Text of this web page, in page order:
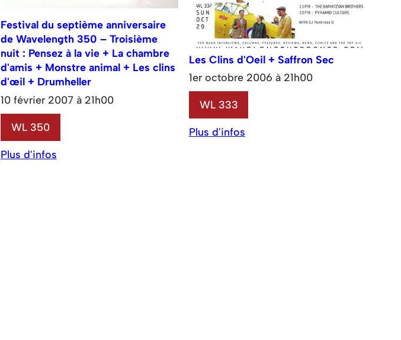
Festival du septième anniversaire
de Wavelength 350 – Troisième
nuit : Pensez à la vie + La chambre
d'amis + Monstre animal + Les clins
d'œil + Drumheller
10 février 2007 à 21h00
WL 350
Plus d'infos
Les Clins d'Oeil + Saffron Sec
1er octobre 2006 à 21h00
WL 333
Plus d'infos